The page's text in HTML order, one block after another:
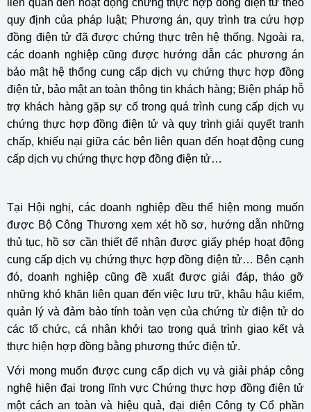
liên quan đến hoạt động chứng thực hợp đồng điện tử theo
quy định của pháp luật; Phương án, quy trình tra cứu hợp
đồng điện tử đã được chứng thực trên hệ thống. Ngoài ra,
các doanh nghiệp cũng được hướng dẫn các phương án
bảo mật hệ thống cung cấp dịch vụ chứng thực hợp đồng
điện tử, bảo mật an toàn thông tin khách hàng; Biện pháp hỗ
trợ khách hàng gặp sự cố trong quá trình cung cấp dịch vụ
chứng thực hợp đồng điện tử và quy trình giải quyết tranh
chấp, khiếu nại giữa các bên liên quan đến hoạt động cung
cấp dịch vụ chứng thực hợp đồng điện tử…
Tại Hội nghị, các doanh nghiệp đều thể hiện mong muốn
được Bộ Công Thương xem xét hồ sơ, hướng dẫn những
thủ tục, hồ sơ cần thiết để nhận được giấy phép hoạt động
cung cấp dịch vụ chứng thực hợp đồng điện tử… Bên cạnh
đó, doanh nghiệp cũng đề xuất được giải đáp, tháo gỡ
những khó khăn liên quan đến việc lưu trữ, khâu hậu kiểm,
quản lý và đảm bảo tính toàn vẹn của chứng từ điện tử do
các tổ chức, cá nhân khởi tạo trong quá trình giao kết và
thực hiện hợp đồng bằng phương thức điện tử.
Với mong muốn được cung cấp dịch vụ và giải pháp công
nghệ hiện đại trong lĩnh vực Chứng thực hợp đồng điện tử
một cách an toàn và hiệu quả, đại diện Công ty Cổ phần